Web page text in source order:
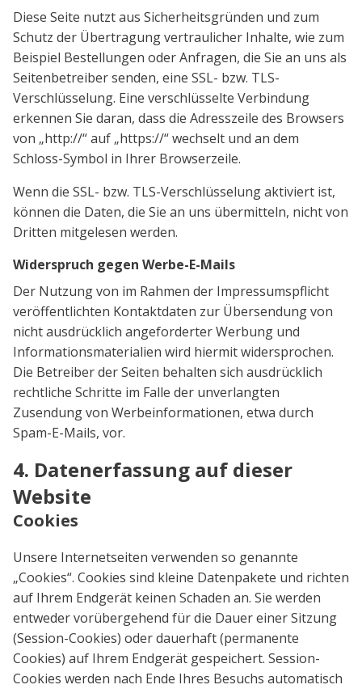
Diese Seite nutzt aus Sicherheitsgründen und zum
Schutz der Übertragung vertraulicher Inhalte, wie zum
Beispiel Bestellungen oder Anfragen, die Sie an uns als
Seitenbetreiber senden, eine SSL- bzw. TLS-
Verschlüsselung. Eine verschlüsselte Verbindung
erkennen Sie daran, dass die Adresszeile des Browsers
von „http://“ auf „https://“ wechselt und an dem
Schloss-Symbol in Ihrer Browserzeile.
Wenn die SSL- bzw. TLS-Verschlüsselung aktiviert ist,
können die Daten, die Sie an uns übermitteln, nicht von
Dritten mitgelesen werden.
Widerspruch gegen Werbe-E-Mails
Der Nutzung von im Rahmen der Impressumspflicht
veröffentlichten Kontaktdaten zur Übersendung von
nicht ausdrücklich angeforderter Werbung und
Informationsmaterialien wird hiermit widersprochen.
Die Betreiber der Seiten behalten sich ausdrücklich
rechtliche Schritte im Falle der unverlangten
Zusendung von Werbeinformationen, etwa durch
Spam-E-Mails, vor.
4. Datenerfassung auf dieser
Website
Cookies
Unsere Internetseiten verwenden so genannte
„Cookies“. Cookies sind kleine Datenpakete und richten
auf Ihrem Endgerät keinen Schaden an. Sie werden
entweder vorübergehend für die Dauer einer Sitzung
(Session-Cookies) oder dauerhaft (permanente
Cookies) auf Ihrem Endgerät gespeichert. Session-
Cookies werden nach Ende Ihres Besuchs automatisch